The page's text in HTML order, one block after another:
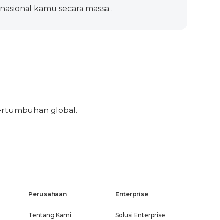
kamu secara massal.
global.
Perusahaan
Tentang Kami
Enterprise
Solusi Enterprise